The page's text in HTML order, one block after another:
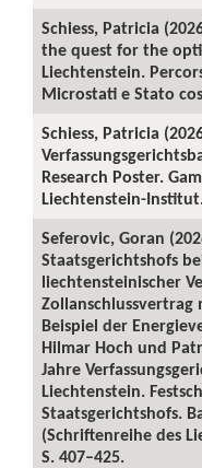
Schiess, Patricia
the quest for the
Liechtenstein.
Microstati e Stato
Schiess, Patricia
Research Poster.
Liechtenstein-
Seferovic, Goran
Staatsgerichtshofs
liechtensteinischer
Zollanschlussvertrag
Beispiel der
Hilmar Hoch und
Jahre
Liechtenstein.
Staatsgerichtshofs.
(Schriftenreihe des
S. 407–425.